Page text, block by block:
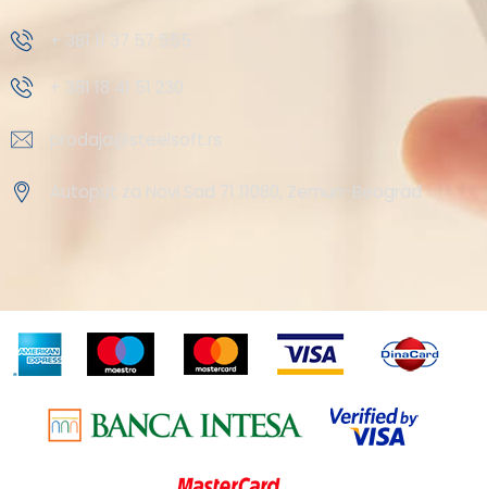
+ 381 11 37 57 555
+ 381 18 41 51 230
prodaja@steelsoft.rs
Autoput za Novi Sad 71 11080, Zemun-Beograd